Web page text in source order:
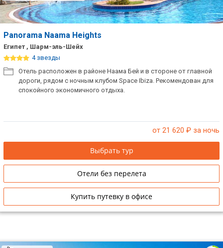
Panorama Naama Heights
Египет , Шарм-эль-Шейх
4 звезды
Отель расположен в районе Наама Бей и в стороне от главной
дороги, рядом с ночным клубом Space Ibiza. Рекомендован для
спокойного экономичного отдыха.
от 21 620 ₽ за ночь
Выбрать тур
Отели без перелета
Купить путевку в офисе